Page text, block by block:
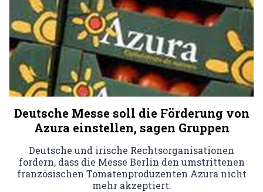
Deutsche Messe soll die Förderung von
Azura einstellen, sagen Gruppen
Deutsche und irische Rechtsorganisationen
fordern, dass die Messe Berlin den umstrittenen
französischen Tomatenproduzenten Azura nicht
mehr akzeptiert.